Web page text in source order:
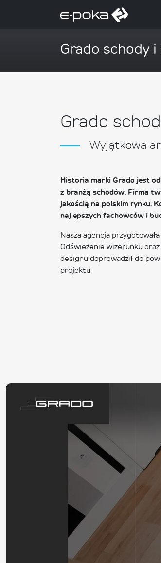
Grado schody
Grado
Wyjątkowa
Historia marki Grado jest
z branżą schodów. Firma
jakością na polskim rynku.
najlepszych fachowców i
Nasza agencja
Odświeżenie wizerunku
designu doprowadził do
projektu.